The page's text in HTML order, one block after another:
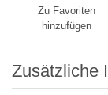
Zu Favoriten
hinzufügen
Zusätzliche